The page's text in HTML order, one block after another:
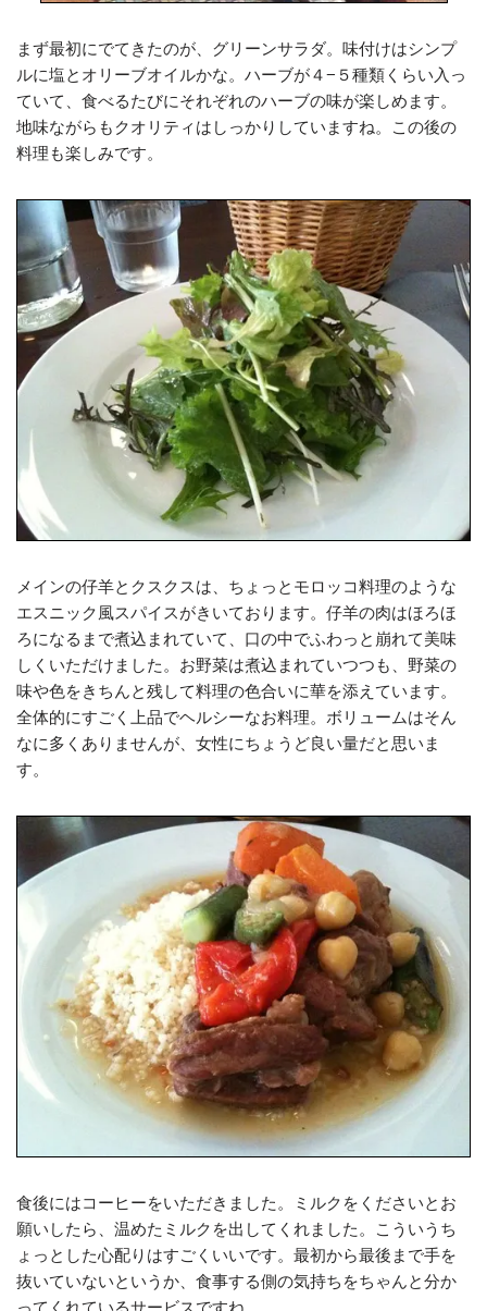
まず最初にでてきたのが、グリーンサラダ。味付けはシンプ
ルに塩とオリーブオイルかな。ハーブが４−５種類くらい入っ
ていて、食べるたびにそれぞれのハーブの味が楽しめます。
地味ながらもクオリティはしっかりしていますね。この後の
料理も楽しみです。
メインの仔羊とクスクスは、ちょっとモロッコ料理のような
エスニック風スパイスがきいております。仔羊の肉はほろほ
ろになるまで煮込まれていて、口の中でふわっと崩れて美味
しくいただけました。お野菜は煮込まれていつつも、野菜の
味や色をきちんと残して料理の色合いに華を添えています。
全体的にすごく上品でヘルシーなお料理。ボリュームはそん
なに多くありませんが、女性にちょうど良い量だと思いま
す。
食後にはコーヒーをいただきました。ミルクをくださいとお
願いしたら、温めたミルクを出してくれました。こういうち
ょっとした心配りはすごくいいです。最初から最後まで手を
抜いていないというか、食事する側の気持ちをちゃんと分か